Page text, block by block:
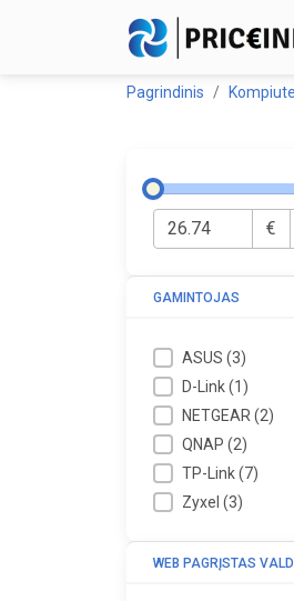
Pagrindinis
€
GAMINTOJAS
ASUS(3)
D-Link(1)
NETGEAR(2)
QNAP(2)
TP-Link(7)
Zyxel(3)
WEB PAGRĮSTAS